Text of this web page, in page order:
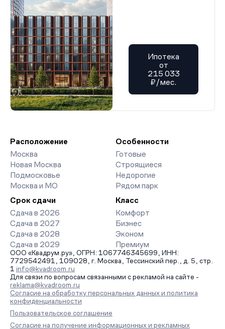
Ипотека
от
215 033
₽/мес.
Расположение
Москва
Новая Москва
Подмосковье
Москва и МО
Особенности
Готовые
Строящиеся
Недорогие
Рядом парк
Срок сдачи
Сдача в 2026
Сдача в 2027
Сдача в 2028
Сдача в 2029
Класс
Комфорт
Бизнес
Эконом
Премиум
ООО «Квадрум.ру», ОГРН: 1067746345699, ИНН:
7729542491, 109028, г. Москва, Тессинский пер., д. 5, стр.
1 info@kvadroom.ru
Для связи по вопросам связанными с рекламой на сайте -
reklama@kvadroom.ru
Согласие на обработку персональных данных и политика
конфиденциальности
Пользовательское соглашение
Согласие на получение информационных и рекламных